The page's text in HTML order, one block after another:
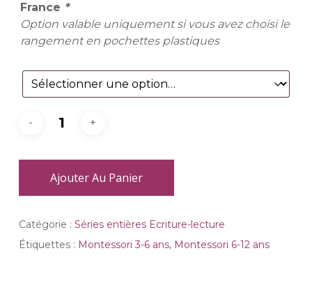
France *
Option valable uniquement si vous avez choisi le
rangement en pochettes plastiques
Ajouter Au Panier
Catégorie : Séries entières Ecriture-lecture
Étiquettes : Montessori 3-6 ans, Montessori 6-12 ans